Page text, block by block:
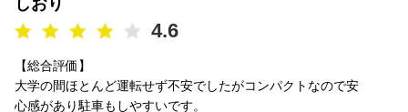
4.6
【総合評価】
大学の間ほとんど運転せず不安でしたがコンパクトなので安
心感があり駐車もしやすいです。